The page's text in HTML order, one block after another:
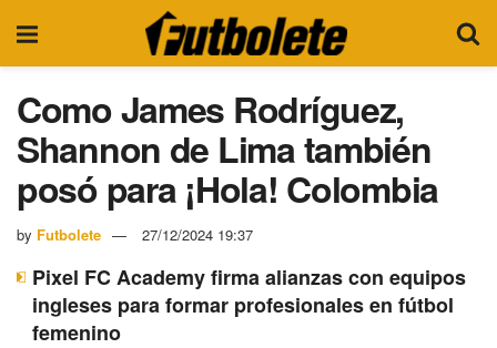
Como James Rodríguez,
Shannon de Lima también
posó para ¡Hola! Colombia
by Futbolete 27/12/2024 19:37
Pixel FC Academy firma alianzas con equipos
ingleses para formar profesionales en fútbol
femenino